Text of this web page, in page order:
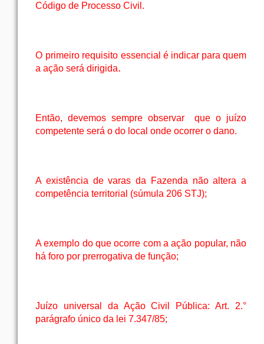
Código de Processo Civil.
O primeiro requisito essencial é indicar para quem
a ação será dirigida.
Então, devemos sempre observar
que o juízo
competente será o do local onde ocorrer o dano.
A existência de varas da Fazenda não altera a
competência territorial (súmula 206 STJ);
A exemplo do que ocorre com a ação popular, não
há foro por prerrogativa de função;
Juízo universal da Ação Civil Pública: Art. 2.°
parágrafo único da lei 7.347/85;